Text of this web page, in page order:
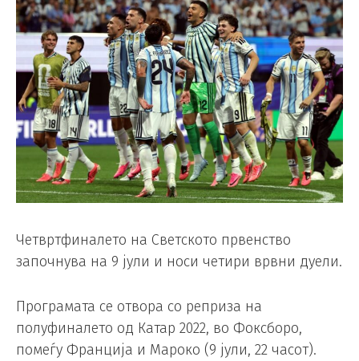
Четвртфиналето на Светското првенство
започнува на 9 јули и носи четири врвни дуели.
Програмата се отвора со реприза на
полуфиналето од Катар 2022, во Фоксборо,
помеѓу Франција и Мароко (9 јули, 22 часот).